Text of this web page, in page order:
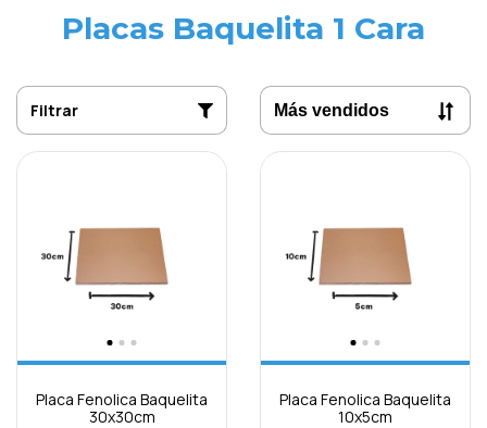
Placas Baquelita 1 Cara
Filtrar
Placa Fenolica Baquelita
30x30cm
Placa Fenolica Baquelita
10x5cm